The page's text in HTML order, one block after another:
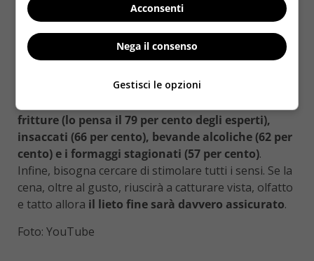
Anche la location ha il suo peso: se si resta a casa,
ci sono luoghi che favoriscono l’amore più di altri.
Mangiare sul divano o a letto, a quanto pare, può
caso, è necessario rimanere leggeri: lo stomaco
fritture (lo pensa il 79 per cento degli esperti),
insaccati (66 per cento), bevande alcoliche (62 per
cento) e i formaggi stagionati (57 per cento).
Infine, bisogna cercare di stimolare tutti i sensi. Se la
cena, oltre al gusto, riuscirà a catturare vista, olfatto
e tatto allora il lieto fine sarà davvero assicurato.
Foto: YouTube
Acconsenti
Nega il consenso
Gestisci le opzioni